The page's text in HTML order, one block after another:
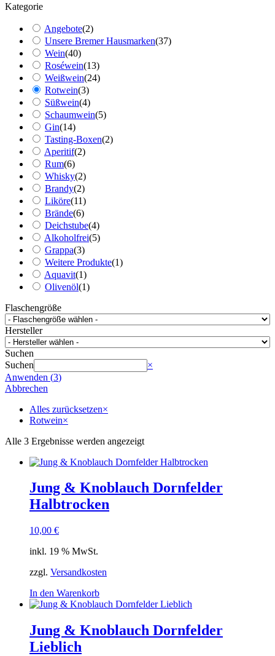
Kategorie
Angebote(2)
Unsere Bremer Hausmarken(37)
Wein(40)
Roséwein(13)
Weißwein(24)
Rotwein(3)
Süßwein(4)
Schaumwein(5)
Gin(14)
Tasting-Boxen(2)
Aperitif(2)
Rum(6)
Whisky(2)
Brandy(2)
Liköre(11)
Brände(6)
Deichstube(4)
Alkoholfrei(5)
Grappa(3)
Weitere Produkte(1)
Aquavit(1)
Olivenöl(1)
Flaschengröße
Hersteller
Suchen
Suchen
×
Anwenden (3)
Abbrechen
Alles zurücksetzen×
Rotwein×
Alle 3 Ergebnisse werden angezeigt
Jung & Knoblauch Dornfelder
Halbtrocken
10,00 €
inkl. 19 % MwSt.
zzgl. Versandkosten
In den Warenkorb
Jung & Knoblauch Dornfelder
Lieblich